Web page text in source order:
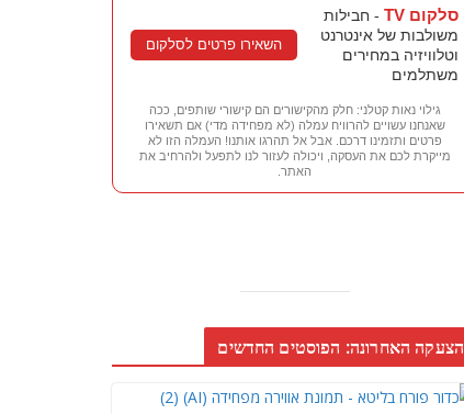
סלקום TV
- חבילות
משולבות של אינטרנט
וטלוויזיה במחירים
משתלמים
השאירו פרטים לסלקום
גילוי נאות קטלני: חלק מהקישורים הם קישורי שותפים, ככה
שאנחנו עשויים להרוויח עמלה (לא מפחידה מדי) אם תשאירו
פרטים ותזמינו דרכם. אבל אל תהרגו אותנו! העמלה הזו לא
מייקרת לכם את העסקה, ויכולה לעזור לנו לתפעל ולהרחיב את
האתר.
הצעקה האחרונה: הפוסטים החדשים